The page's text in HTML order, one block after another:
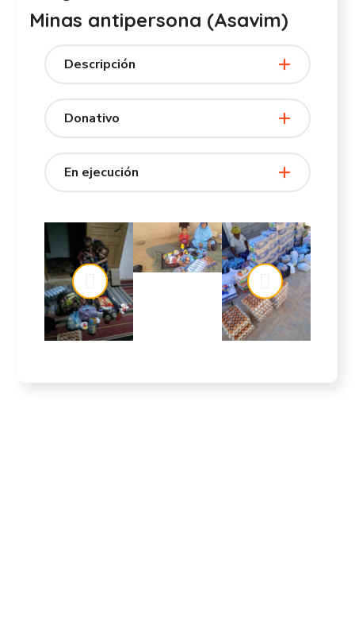
Minas antipersona (Asavim)
Descripción
Donativo
En ejecución